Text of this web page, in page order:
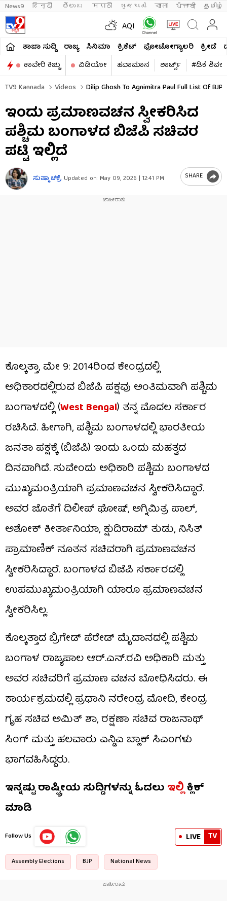
News9 हिन्दी తెలుగు मराठी ગુજરાતી বাংলা ਪੰਜਾਬੀ தமிழ்
AQI
ತಾಜಾ ಸುದ್ದಿ ರಾಜ್ಯ ಸಿನಿಮಾ ಕ್ರಿಕೆಟ್​ ಫೋಟೋಗ್ಯಾಲರಿ ಕ್ರೀಡೆ
ಕಾವೇರಿ ಕಿಚ್ಚು
ವಿಡಿಯೋ ಹವಾಮಾನ ಶಾರ್ಟ್ಸ್​
#ಡಿಕೆ
TV9 Kannada
Videos Dilip Ghosh To Agnimitra Paul Full List Of
ಇಂದು ಪ್ರಮಾಣವಚನ ಸ್ವೀಕರಿಸಿದ
ಪಶ್ಚಿಮ ಬಂಗಾಳದ ಬಿಜೆಪಿ ಸಚಿವರ
ಪಟ್ಟಿ ಇಲ್ಲಿದೆ
ಸುಷ್ಮಾ ಚಕ್ರೆ Updated on: May 09, 2026 | 12:41 PM SHARE
ಕೊಲ್ಕತ್ತಾ, ಮೇ 9: 2014ರಿಂದ ಕೇಂದ್ರದಲ್ಲಿ
ಅಧಿಕಾರದಲ್ಲಿರುವ ಬಿಜೆಪಿ ಪಕ್ಷವು ಅಂತಿಮವಾಗಿ ಪಶ್ಚಿಮ
ಬಂಗಾಳದಲ್ಲಿ (West Bengal) ತನ್ನ ಮೊದಲ ಸರ್ಕಾರ
ರಚಿಸಿದೆ. ಹೀಗಾಗಿ, ಪಶ್ಚಿಮ ಬಂಗಾಳದಲ್ಲಿ ಭಾರತೀಯ
ಜನತಾ ಪಕ್ಷಕ್ಕೆ (ಬಿಜೆಪಿ) ಇಂದು ಒಂದು ಮಹತ್ವದ
ದಿನವಾಗಿದೆ. ಸುವೇಂದು ಅಧಿಕಾರಿ ಪಶ್ಚಿಮ ಬಂಗಾಳದ
ಮುಖ್ಯಮಂತ್ರಿಯಾಗಿ ಪ್ರಮಾಣವಚನ ಸ್ವೀಕರಿಸಿದ್ದಾರೆ.
ಅವರ ಜೊತೆಗೆ ದಿಲೀಪ್ ಘೋಷ್, ಅಗ್ನಿಮಿತ್ರ ಪಾಲ್,
ಅಶೋಕ್ ಕೀರ್ತಾನಿಯಾ, ಕ್ಷುದಿರಾಮ್ ತುಡು, ನಿಸಿತ್
ಪ್ರಾಮಾಣಿಕ್ ನೂತನ ಸಚಿವರಾಗಿ ಪ್ರಮಾಣವಚನ
ಸ್ವೀಕರಿಸಿದ್ದಾರೆ. ಬಂಗಾಳದ ಬಿಜೆಪಿ ಸರ್ಕಾರದಲ್ಲಿ
ಉಪಮುಖ್ಯಮಂತ್ರಿಯಾಗಿ ಯಾರೂ ಪ್ರಮಾಣವಚನ
ಸ್ವೀಕರಿಸಿಲ್ಲ.
ಕೊಲ್ಕತ್ತಾದ ಬ್ರಿಗೇಡ್ ಪೆರೇಡ್ ಮೈದಾನದಲ್ಲಿ ಪಶ್ಚಿಮ
ಬಂಗಾಳ ರಾಜ್ಯಪಾಲ ಆರ್.ಎನ್.ರವಿ ಅಧಿಕಾರಿ ಮತ್ತು
ಅವರ ಸಚಿವರಿಗೆ ಪ್ರಮಾಣ ವಚನ ಬೋಧಿಸಿದರು. ಈ
ಕಾರ್ಯಕ್ರಮದಲ್ಲಿ ಪ್ರಧಾನಿ ನರೇಂದ್ರ ಮೋದಿ, ಕೇಂದ್ರ
ಗೃಹ ಸಚಿವ ಅಮಿತ್ ಶಾ, ರಕ್ಷಣಾ ಸಚಿವ ರಾಜನಾಥ್
ಸಿಂಗ್ ಮತ್ತು ಹಲವಾರು ಎನ್ಡಿಎ ಬ್ಲಾಕ್ ಸಿಎಂಗಳು
ಭಾಗವಹಿಸಿದ್ದರು.
ಇನ್ನಷ್ಟು ರಾಷ್ಟ್ರೀಯ ಸುದ್ದಿಗಳನ್ನು ಓದಲು ಇಲ್ಲಿಕ್ಲಿಕ್
ಮಾಡಿ
Follow Us LIVE TV
Assembly Elections BJP National News